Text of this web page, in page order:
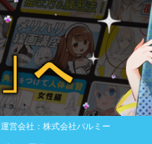
運営会社：株式会社パルミー